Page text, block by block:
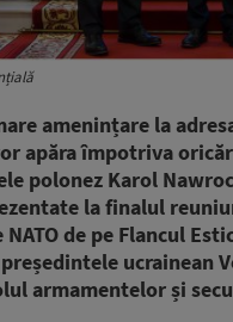
amenințare la
apăra împotriva
polonez Karol
la finalul
de pe Flancul
ucrainean
armamentelor și